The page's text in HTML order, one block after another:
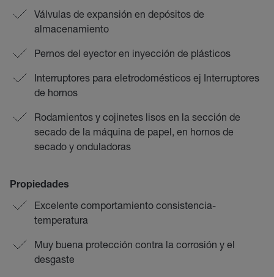
Válvulas de expansión en depósitos de
almacenamiento
Pernos del eyector en inyección de plásticos
Interruptores para eletrodomésticos ej Interruptores
de hornos
Rodamientos y cojinetes lisos en la sección de
secado de la máquina de papel, en hornos de
secado y onduladoras
Propiedades
Excelente comportamiento consistencia-
temperatura
Muy buena protección contra la corrosión y el
desgaste